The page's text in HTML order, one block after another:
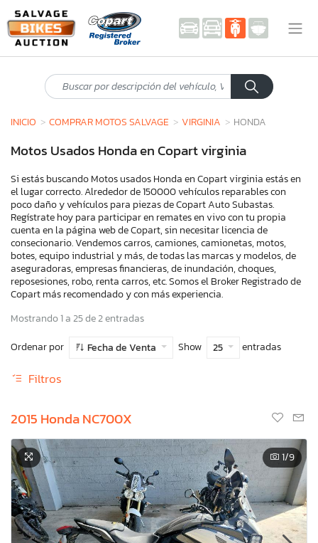
INICIO COMPRAR MOTOS SALVAGE VIRGINIA HONDA
Motos Usados Honda en Copart virginia
Si estás buscando Motos usados Honda en Copart virginia estás en
el lugar correcto. Alrededor de 150000 vehículos reparables con
poco daño y vehículos para piezas de Copart Auto Subastas.
Regístrate hoy para participar en remates en vivo con tu propia
cuenta en la página web de Copart, sin necesitar licencia de
consecionario. Vendemos carros, camiones, camionetas, motos,
botes, equipo industrial y más, de todas las marcas y modelos, de
aseguradoras, empresas financieras, de inundación, choques,
reposesiones, robo, renta carros, etc. Somos el Broker Registrado de
Copart más recomendado y con más experiencia.
Mostrando 1 a 25 de 2 entradas
Ordenar por
Fecha de Venta Show 25 entradas
Filtros
2015 Honda NC700X
1/9